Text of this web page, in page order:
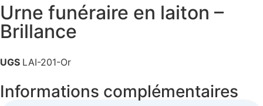
Urne funéraire en laiton –
Brillance
UGS LAI-201-Or
Informations complémentaires